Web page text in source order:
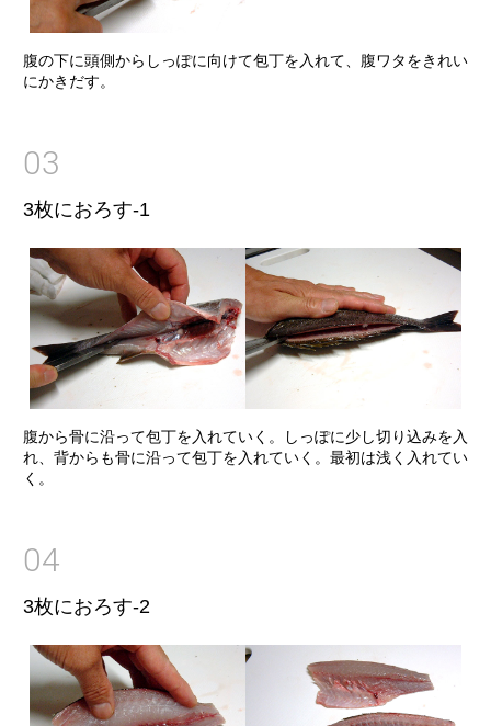
腹の下に頭側からしっぽに向けて包丁を入れて、腹ワタをきれい
にかきだす。
03
3枚におろす-1
腹から骨に沿って包丁を入れていく。しっぽに少し切り込みを入
れ、背からも骨に沿って包丁を入れていく。最初は浅く入れてい
く。
04
3枚におろす-2